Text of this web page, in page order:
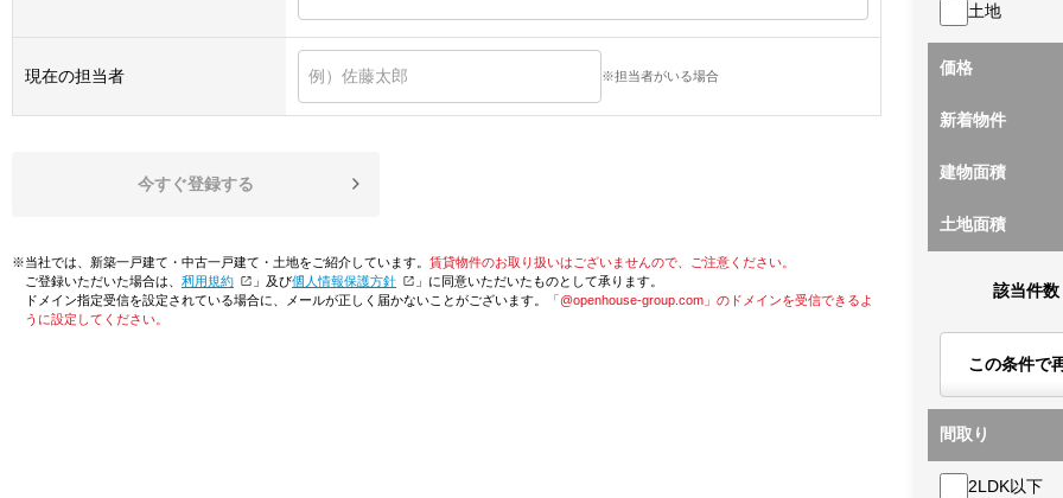
現在の担当者 ※担当者がいる場合
今すぐ登録する
※当社では、新築一戸建て・中古一戸建て・土地をご紹介しています。 賃貸物件のお取り扱いはございませんので、ご注意ください。
ご登録いただいた場合は、「利用規約 」及び「個人情報保護方針
」に同意いただいたものとして承ります。
ドメイン指定受信を設定されている場合に、メールが正しく届かないことがございます。
「@openhouse-group.com」のドメインを受信できるよ
うに設定してください。
土地
価格
新着物件
建物面積
土地面積
該当件数
この条件で
間取り
2LDK以下